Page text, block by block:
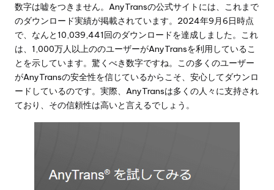
数字は嘘をつきません。AnyTransの公式サイトには、これまで
のダウンロード実績が掲載されています。2024年9月6日時点
で、なんと10,039,441回のダウンロードを達成しました。これ
は、1,000万人以上ののユーザーがAnyTransを利用しているこ
とを示しています。驚くべき数字ですね。この多くのユーザー
がAnyTransの安全性を信じているからこそ、安心してダウンロ
ードしているのです。実際、AnyTransは多くの人々に支持され
ており、その信頼性は高いと言えるでしょう。